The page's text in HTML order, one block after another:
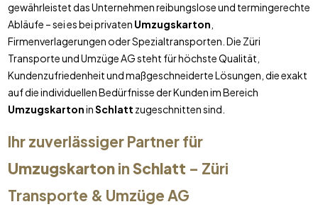
gewährleistet das Unternehmen reibungslose und termingerechte
Abläufe – sei es bei privaten Umzugskarton
Firmenverlagerungen oder Spezialtransporten. Die Züri
Transporte und Umzüge AG steht für höchste Qualität,
Kundenzufriedenheit und maßgeschneiderte Lösungen, die exakt
auf die individuellen Bedürfnisse der Kunden im Bereich
UmzugskartoninSchlatt zugeschnitten sind.
Ihr zuverlässiger Partner für
UmzugskartoninSchlatt – Züri
Transporte & Umzüge AG